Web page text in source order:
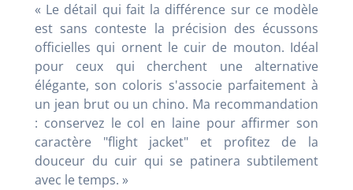
« Le détail qui fait la différence sur ce modèle
est sans conteste la précision des écussons
officielles qui ornent le cuir de mouton. Idéal
pour ceux qui cherchent une alternative
élégante, son coloris s'associe parfaitement à
un jean brut ou un chino. Ma recommandation
: conservez le col en laine pour affirmer son
caractère "flight jacket" et profitez de la
douceur du cuir qui se patinera subtilement
avec le temps. »